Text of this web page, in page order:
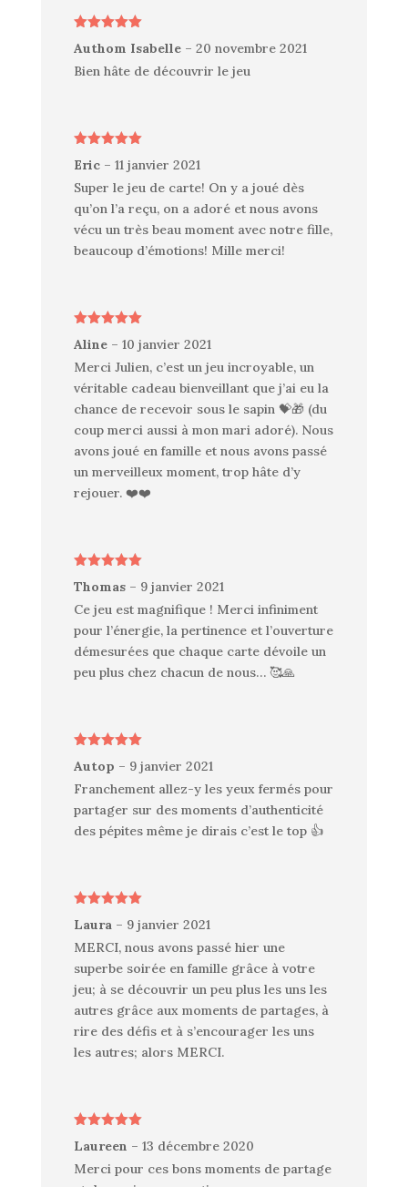
5
Authom Isabelle – 20 novembre 2021
Bien hâte de découvrir le jeu
5
Eric – 11 janvier 2021
Super le jeu de carte! On y a joué dès
qu’on l’a reçu, on a adoré et nous avons
vécu un très beau moment avec notre fille,
beaucoup d’émotions! Mille merci!
5
Aline – 10 janvier 2021
Merci Julien, c’est un jeu incroyable, un
véritable cadeau bienveillant que j’ai eu la
chance de recevoir sous le sapin 💝🎁 (du
coup merci aussi à mon mari adoré). Nous
avons joué en famille et nous avons passé
un merveilleux moment, trop hâte d’y
rejouer. ❤️❤️
5
Thomas – 9 janvier 2021
Ce jeu est magnifique ! Merci infiniment
pour l’énergie, la pertinence et l’ouverture
démesurées que chaque carte dévoile un
peu plus chez chacun de nous… 🥰🙏
5
Autop – 9 janvier 2021
Franchement allez-y les yeux fermés pour
partager sur des moments d’authenticité
des pépites même je dirais c’est le top 👍
5
Laura – 9 janvier 2021
MERCI, nous avons passé hier une
superbe soirée en famille grâce à votre
jeu; à se découvrir un peu plus les uns les
autres grâce aux moments de partages, à
rire des défis et à s’encourager les uns
les autres; alors MERCI.
5
Laureen – 13 décembre 2020
Merci pour ces bons moments de partage